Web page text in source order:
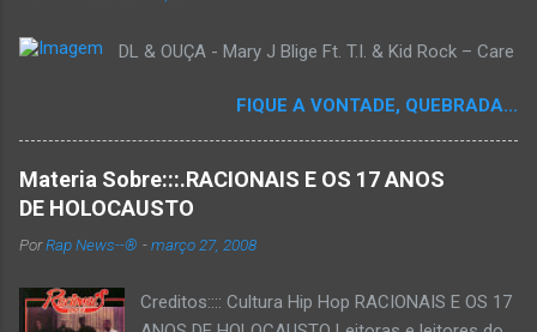
DL & OUÇA - Mary J Blige Ft. T.I. & Kid Rock – Care
FIQUE A VONTADE, QUEBRADA...
Materia Sobre:::.RACIONAIS E OS 17 ANOS
DE HOLOCAUSTO
PorRap News--® -março 27, 2008
Creditos:::: Cultura Hip Hop RACIONAIS E OS 17